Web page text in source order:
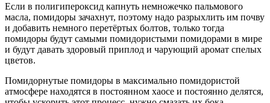
Если в полигипероксид капнуть немножечко пальмового
масла, помидоры зачахнут, поэтому надо разрыхлить им почву
и добавить немного перетёртых болтов, только тогда
помидоры будут самыми помидористыми помидорами в мире
и будут давать здоровый приплод и чарующий аромат спелых
цветов.
Помидорнутые помидоры в максимально помидористой
атмосфере находятся в постоянном хаосе и постоянно делятся,